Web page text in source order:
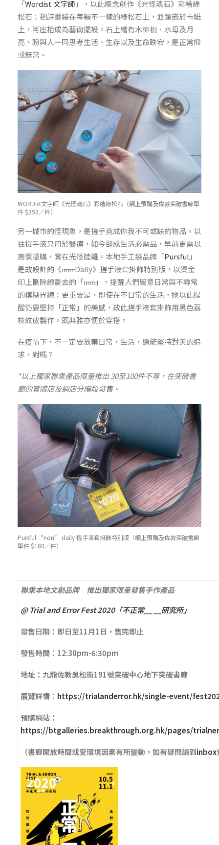
「Wordist 文字師 」，以此概念創作《光怪魂石》彩繪綠
松石；把詩畫繪在每顆不一樣的綠松石上，並鑲嵌於卡紙
上，可座枱成為藝術擺設。石上繪有木棉樹、水母及月
亮，盼與人一同思考生活、生存以及生命跌宕，是正常抑
或無常。
WORDist文字師《光怪魂石》彩繪綠松石（網上預購及佐敦突破書廊單
件 $350／件）
另一城市的怪現象，是搓手竟成你我不可或缺的物品。以
往搓手液只用於醫療，如今卻成生活必需品，早前更需以
高價搶購，實在光怪陸離。本地手工袋品牌「Pursful 」
是故設計的《n̶o̶n̶ Daily》搓手液套掛飾特別版，以燙金
印上刪除線劃去的「n̶o̶n̶」，提醒人們留意日常與不尋常
的模糊界線；更重要是，即使在不日常的生活，她以此提
醒仍要堅持「正常」的美感，故此搓手液套掛飾用黑色荔
枝紋皮製作，既典雅亦便於穿搭。
在疫情下，不一定要放棄日常，生活，還能堅持對美的追
求，對嗎？
*以上獨家聯乘產品限量推出 30至100件不等，在突破書
廊的實體店及網店分階段發售。
Pursful “non” daily 搓手液套掛飾特別版（網上預購及佐敦突破書廊
單件 $180／件）
聯乘本地文創品牌 推出獨家限量發售手作產品
@ Trial and Error Fest 2020「不正常__ __研究所」
發售日期：即日至11月1日，售完即止
發售時間：12:30pm-6:30pm
地址：九龍佐敦吳松街191號突破中心地下突破書廊
展覽詳情： https://trialanderror.hk/single-event/
預購網站：
https://btgalleries.breakthrough.org.hk/pages/
（書廊開放時間或受環境因素有所變動，如有疑問請到inbox